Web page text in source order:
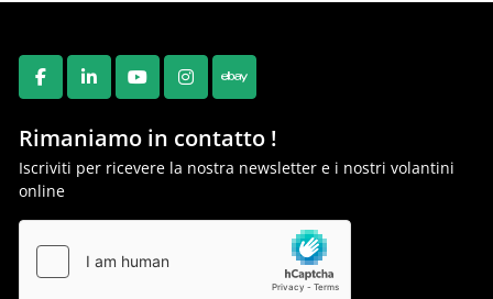
FACEBOOK
LINKEDINYOUTUBEINSTAGRAM
EBAY
Rimaniamo in contatto !
Iscriviti per ricevere la nostra newsletter e i nostri volantini
online